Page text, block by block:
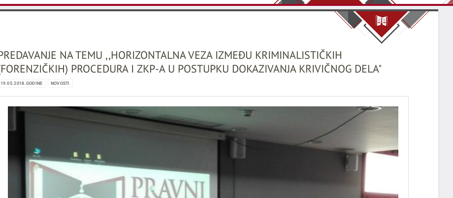
NA TEMU ,,HORIZONTALNA VEZA IZMEĐU KRIMINALISTIČKIH
PROCEDURA I ZKP-A U POSTUPKU DOKAZIVANJA KRIVIČNOG DELA"
19.05.2018.GODINE NOVOSTI